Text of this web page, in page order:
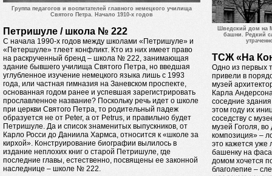
Группа педагогов и воспитателей главного немецкого училища
Святого Петра. Начало 1910-х годов
Петришуле / школа № 222
С начала 1990-х годов между школами «Петришуле» и
«Петершуле» тлеет конфликт. Кто из них имеет право
на раскрученный бренд – школа № 222, занимающая
здание бывшего училища Святого Петра, но введшая
углубленное изучение немецкого языка лишь с 1993
года, или частная гимназия на Заневском проспекте,
основанная годом ранее и успевшая зарегистрировать
прославленное название? Поскольку речь идет о школе
при церкви Святого Петра, то родительный падеж
образуется не от Peter, а от Petrus, и правильно будет
Петришуле. Да и список знаменитых выпускников, от
Карло Росси до Даниила Хармса, относится к «школе за
кирхой». Конструирование биографии вылилось в
издание неплохих книг о старой Петришуле, где
последние главы, естественно, посвящены ее законной
наследнице – школе № 222.
Шведский дом на
башни. Редкий
ТСЖ «На
Одно из первых
привели в
музей
Карла
соседние
этом году их
соседству с
музей Гоголя,
композиция» –
это кажется уже
башенку на
домом хочется
благолепие –